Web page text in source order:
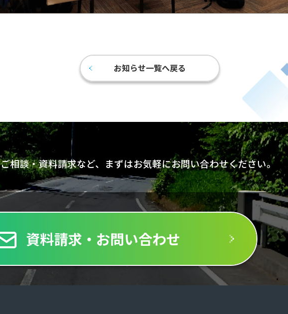
お知らせ一覧へ戻る
ご相談・資料請求など、まずはお気軽にお問い合わせください。
資料請求・お問い合わせ